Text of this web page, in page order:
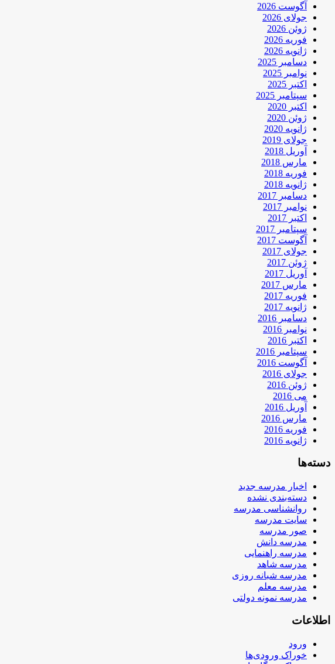
آگوست 2026
جولای 2026
ژوئن 2026
فوریه 2026
ژانویه 2026
دسامبر 2025
نوامبر 2025
اکتبر 2025
سپتامبر 2025
اکتبر 2020
ژوئن 2020
ژانویه 2020
جولای 2019
آوریل 2018
مارس 2018
فوریه 2018
ژانویه 2018
دسامبر 2017
نوامبر 2017
اکتبر 2017
سپتامبر 2017
آگوست 2017
جولای 2017
ژوئن 2017
آوریل 2017
مارس 2017
فوریه 2017
ژانویه 2017
دسامبر 2016
نوامبر 2016
اکتبر 2016
سپتامبر 2016
آگوست 2016
جولای 2016
ژوئن 2016
می 2016
آوریل 2016
مارس 2016
فوریه 2016
ژانویه 2016
دسته‌ها
اخبار مدرسه جدید
دسته‌بندی نشده
روانشناسی مدرسه
سایت مدرسه
صور مدرسه
مدرسه دانش
مدرسه راهنمایی
مدرسه شاهد
مدرسه شبانه روزی
مدرسه معلم
مدرسه نمونه دولتی
اطلاعات
ورود
خوراک ورودی‌ها